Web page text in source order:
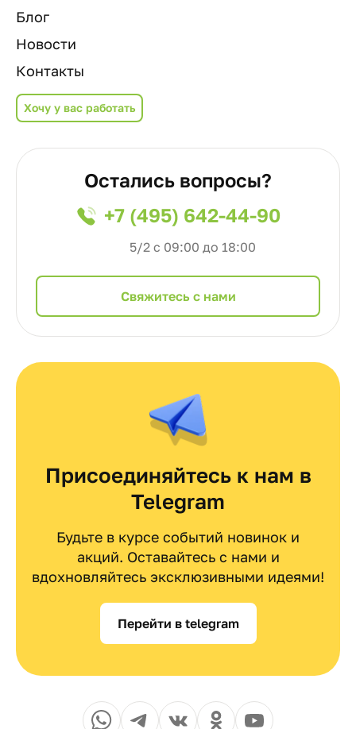
Блог
Новости
Контакты
Хочу у вас работать
Остались вопросы?
+7 (495) 642-44-90
5/2 с 09:00 до 18:00
Cвяжитесь с нами
Присоединяйтесь к нам в
Telegram
Будьте в курсе событий новинок и
акций. Оставайтесь с нами и
вдохновляйтесь эксклюзивными идеями!
Перейти в telegram